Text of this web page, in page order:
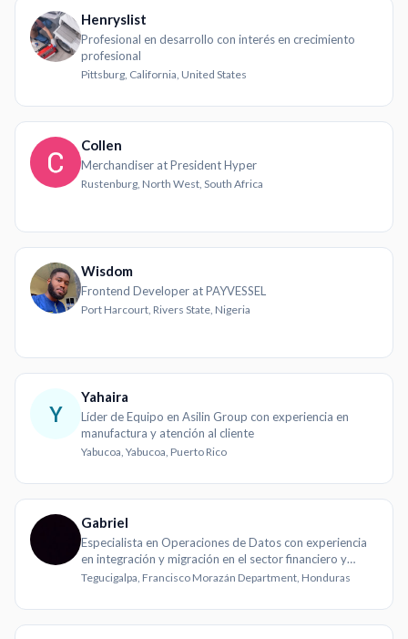
Henryslist
Profesional en desarrollo con interés en crecimiento
profesional
Pittsburg, California, United States
Collen
Merchandiser at President Hyper
Rustenburg, North West, South Africa
Wisdom
Frontend Developer at PAYVESSEL
Port Harcourt, Rivers State, Nigeria
Y
Yahaira
Líder de Equipo en Asilin Group con experiencia en
manufactura y atención al cliente
Yabucoa, Yabucoa, Puerto Rico
Gabriel
Especialista en Operaciones de Datos con experiencia
en integración y migración en el sector financiero y
microfinanciero
Tegucigalpa, Francisco Morazán Department, Honduras